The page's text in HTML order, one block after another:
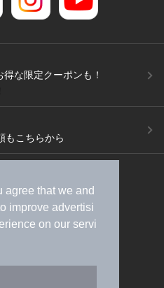
agree that we and
improve advertisi
on our servi
な限定クーポンも！
もこちらから
）
広告出稿のご案内
イルMEMBERS+規約
記
ヘルプ
採用情報